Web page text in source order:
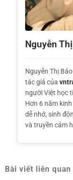
Nguyễn
Nguyễn Thị
tác giả của
người Việt học
Hơn 6 năm
dễ nhớ, sinh
và truyền cảm
Bài viết liên quan